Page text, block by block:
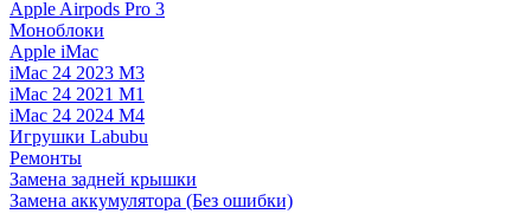
Apple Airpods Pro 3
Моноблоки
Apple iMac
iMac 24 2023 M3
iMac 24 2021 M1
iMac 24 2024 M4
Игрушки Labubu
Ремонты
Замена задней крышки
Замена аккумулятора (Без ошибки)